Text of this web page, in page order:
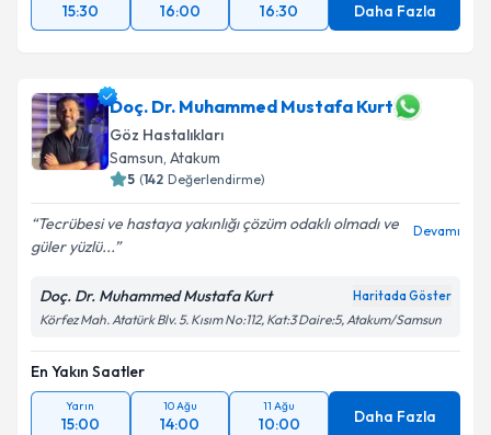
15:30
16:00 16:30 Daha Fazla
Doç. Dr. Muhammed Mustafa Kurt
Göz Hastalıkları
Samsun, Atakum
5 (142 Değerlendirme)
Tecrübesi ve hastaya yakınlığı çözüm odaklı olmadı ve
güler yüzlü...
Devamı
Doç. Dr. Muhammed Mustafa Kurt Haritada Göster
Körfez Mah. Atatürk Blv. 5. Kısım No:112, Kat:3 Daire:5, Atakum/Samsun
En Yakın Saatler
Yarın
15:00
10 Ağu
14:00
11 Ağu
10:00 Daha Fazla